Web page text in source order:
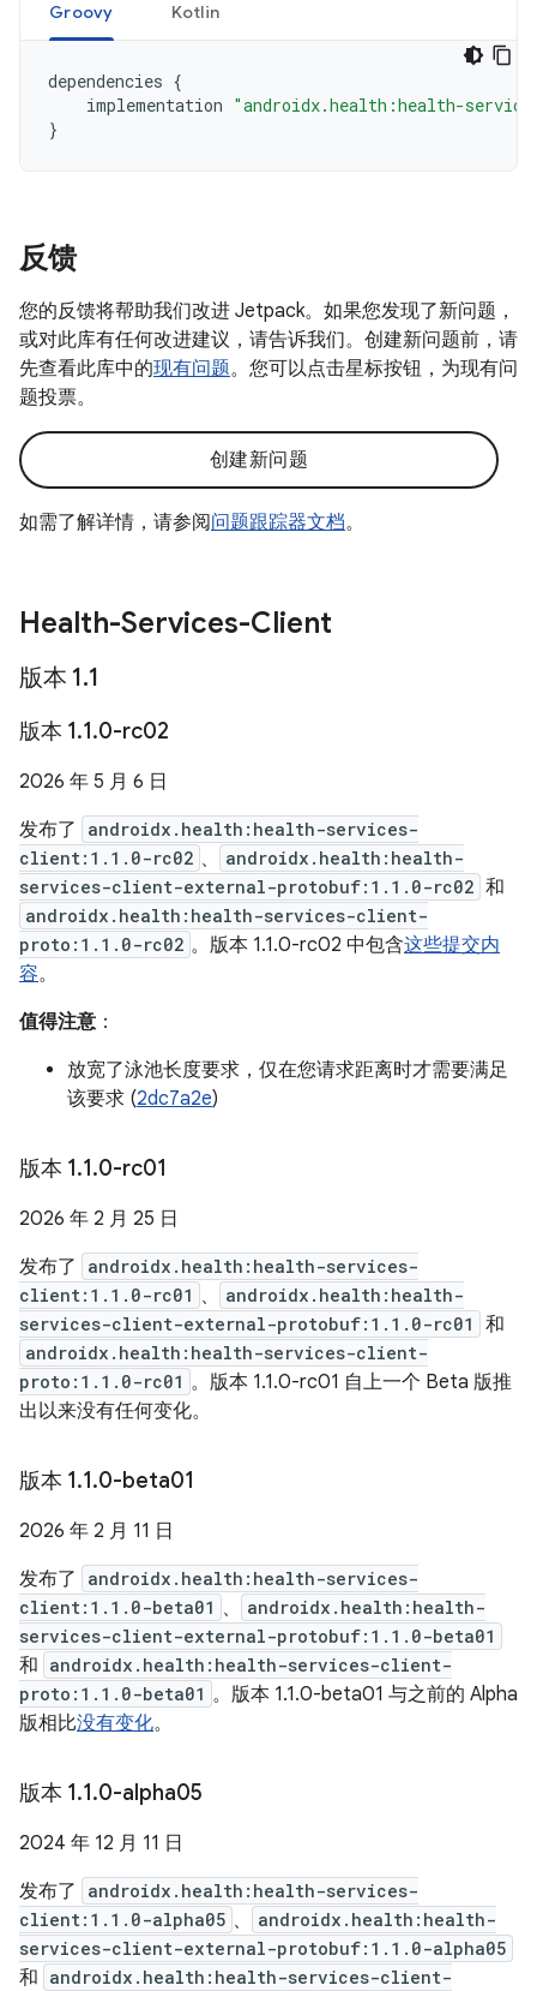
Groovy Kotlin
dependencies {
implementation "androidx.health:health-
}
反馈
您的反馈将帮助我们改进 Jetpack。如果您发现了新问题，
或对此库有任何改进建议，请告诉我们。创建新问题前，请
先查看此库中的现有问题。您可以点击星标按钮，为现有问
题投票。
创建新问题
如需了解详情，请参阅问题跟踪器文档。
Health-Services-Client
版本 1.1
版本 1.1.0-rc02
2026 年 5 月 6 日
发布了
androidx.health:health-services-
client:1.1.0-rc02 、
androidx.health:health-
services-client-external-protobuf:1.1.0-rc02 和
androidx.health:health-services-client-
proto:1.1.0-rc02 。版本 1.1.0-rc02 中包含这些提交内
容。
值得注意：
放宽了泳池长度要求，仅在您请求距离时才需要满足
该要求 (2dc7a2e)
版本 1.1.0-rc01
2026 年 2 月 25 日
发布了
androidx.health:health-services-
client:1.1.0-rc01 、
androidx.health:health-
services-client-external-protobuf:1.1.0-rc01
和
androidx.health:health-services-client-
proto:1.1.0-rc01 。版本 1.1.0-rc01 自上一个 Beta 版推
出以来没有任何变化。
版本 1.1.0-beta01
2026 年 2 月 11 日
发布了
androidx.health:health-services-
client:1.1.0-beta01 、
androidx.health:health-
services-client-external-protobuf:1.1.0-beta01
和 androidx.health:health-services-client-
proto:1.1.0-beta01 。版本 1.1.0-beta01 与之前的 Alpha
版相比没有变化。
版本 1.1.0-alpha05
2024 年 12 月 11 日
发布了
androidx.health:health-services-
client:1.1.0-alpha05 、
androidx.health:health-
services-client-external-protobuf:1.1.0-alpha05
和 androidx.health:health-services-client-